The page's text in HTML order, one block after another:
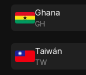
Ghana
GH
Taiwán
TW